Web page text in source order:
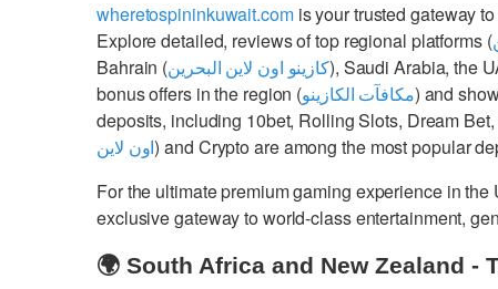
wheretospininkuwait.comis your trusted gateway
Explore detailed, reviews of top regional platforms (
Bahrain (كازينو اون لاين البحرين), Saudi Arabia, the
bonus offers in the region (مكافآت الكازينو) and
deposits, including 10bet, Rolling Slots, Dream
اون لاين) and Crypto are among the most popular
For the ultimate premium gaming experience in the
exclusive gateway to world-class entertainment,
🌍 South Africa and New Zealand -